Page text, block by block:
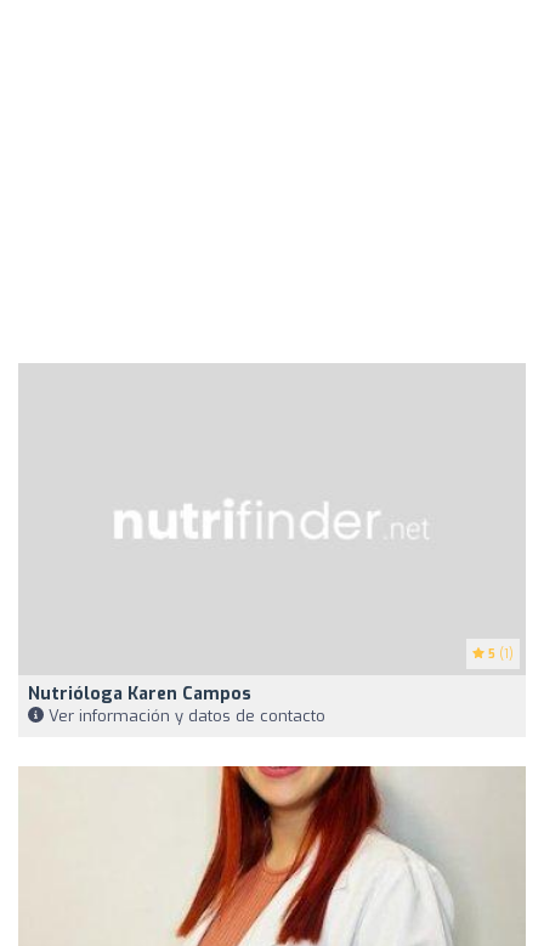
5 (1)
Nutrióloga Karen Campos
Ver información y datos de contacto